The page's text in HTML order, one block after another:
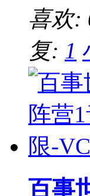
喜欢
复: 1
百事